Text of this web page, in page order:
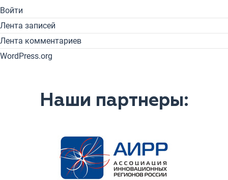
Войти
Лента записей
Лента комментариев
WordPress.org
Наши партнеры: